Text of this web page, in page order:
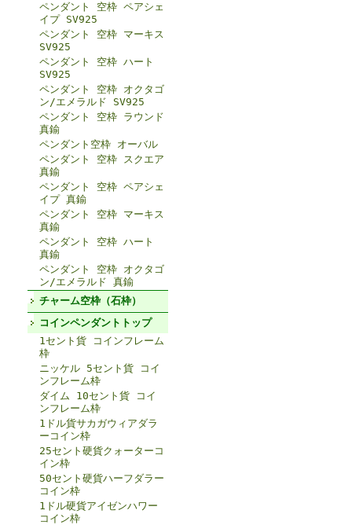
ペンダント 空枠 ペアシェ
イプ SV925
ペンダント 空枠 マーキス
SV925
ペンダント 空枠 ハート
SV925
ペンダント 空枠 オクタゴ
ン/エメラルド SV925
ペンダント 空枠 ラウンド
真鍮
ペンダント空枠 オーバル
ペンダント 空枠 スクエア
真鍮
ペンダント 空枠 ペアシェ
イプ 真鍮
ペンダント 空枠 マーキス
真鍮
ペンダント 空枠 ハート
真鍮
ペンダント 空枠 オクタゴ
ン/エメラルド 真鍮
チャーム空枠（石枠）
コインペンダントトップ
1セント貨 コインフレーム
枠
ニッケル 5セント貨 コイ
ンフレーム枠
ダイム 10セント貨 コイ
ンフレーム枠
1ドル貨サカガウィアダラ
ーコイン枠
25セント硬貨クォーターコ
イン枠
50セント硬貨ハーフダラー
コイン枠
1ドル硬貨アイゼンハワー
コイン枠